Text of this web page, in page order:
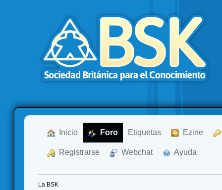
Inicio Foro Etiquetas Ezine
Registrarse Webchat Ayuda
La BSK